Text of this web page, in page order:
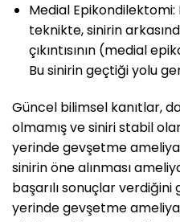
Medial
teknikte, sinirin
çıkıntısının (medial
Bu sinirin geçtiği yolu
Güncel bilimsel kanıtlar,
olmamış ve siniri stabil
yerinde gevşetme
sinirin öne alınması
başarılı sonuçlar
yerinde gevşetme